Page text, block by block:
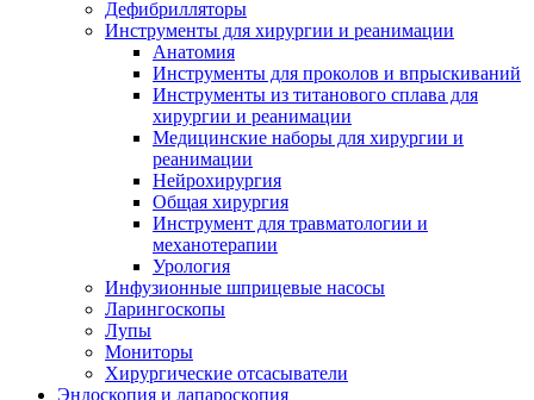
Дефибрилляторы
Инструменты для хирургии и реанимации
Анатомия
Инструменты для проколов и впрыскиваний
Инструменты из титанового сплава для
хирургии и реанимации
Медицинские наборы для хирургии и
реанимации
Нейрохирургия
Общая хирургия
Инструмент для травматологии и
механотерапии
Урология
Инфузионные шприцевые насосы
Ларингоскопы
Лупы
Мониторы
Хирургические отсасыватели
Эндоскопия и лапароскопия